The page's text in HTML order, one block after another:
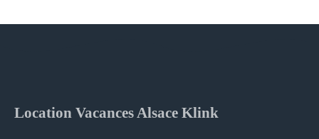
Location Vacances Alsace Klink